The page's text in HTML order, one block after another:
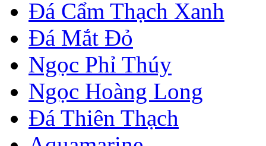
Đá Cẩm Thạch Xanh
Đá Mắt Đỏ
Ngọc Phỉ Thúy
Ngọc Hoàng Long
Đá Thiên Thạch